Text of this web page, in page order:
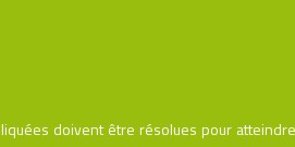
doivent être résolues pour